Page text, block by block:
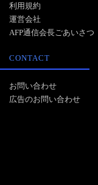
利用規約
運営会社
AFP通信会長ごあいさつ
CONTACT
お問い合わせ
広告のお問い合わせ